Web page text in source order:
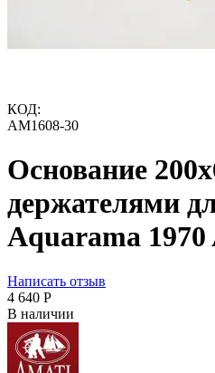
КОД:
AM1608-30
Основание
держателями
Aquarama 1970
Написать отзыв
4 640 Р
В наличии